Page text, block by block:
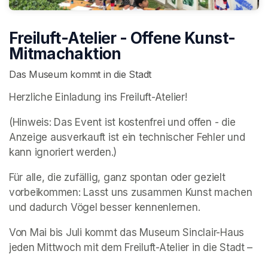
Freiluft-Atelier - Offene Kunst-
Mitmachaktion
Das Museum kommt in die Stadt
Herzliche Einladung ins Freiluft-Atelier!
(Hinweis: Das Event ist kostenfrei und offen - die
Anzeige ausverkauft ist ein technischer Fehler und
kann ignoriert werden.)
Für alle, die zufällig, ganz spontan oder gezielt
vorbeikommen: Lasst uns zusammen Kunst machen
und dadurch Vögel besser kennenlernen.
Von Mai bis Juli kommt das Museum Sinclair-Haus
jeden Mittwoch mit dem Freiluft-Atelier in die Stadt –